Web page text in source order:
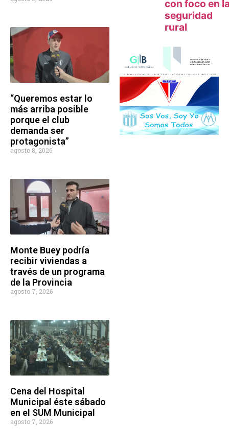
“Queremos estar lo
más arriba posible
porque el club
demanda ser
protagonista”
agosto 8, 2026
Monte Buey podría
recibir viviendas a
través de un programa
de la Provincia
agosto 7, 2026
Cena del Hospital
Municipal éste sábado
en el SUM Municipal
agosto 7, 2026